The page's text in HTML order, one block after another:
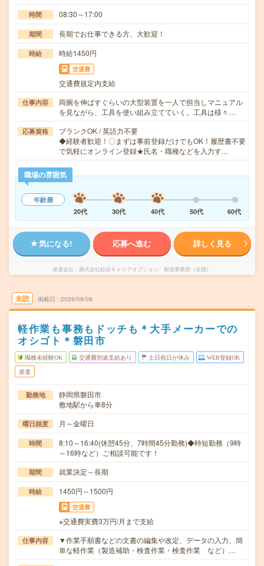
時間 08:30～17:00
期間 長期でお仕事できる方、大歓迎！
時給 時給1450円
交通費
交通費規定内支給
仕事内容
両腕を伸ばすぐらいの大型装置を一人で担当しマニュアル
を見ながら、工具を使い組み立てていく。工具は様々…
応募資格
ブランクOK / 英語力不要
◆経験者歓迎！〇まずは事前登録だけでもOK！履歴書不要
で気軽にオンライン登録★氏名・職種などを入力す…
職場の雰囲気
年齢層
20代
30代 40代 50代 60代
気になる! 応募へ進む 詳しく見る
派遣会社 株式会社綜合キャリアオプション 製造事業部（全国）
未読 掲載日 2026/08/08
軽作業も事務もドッチも＊大手メーカーでの
オシゴト＊磐田市
職種未経験OK 交通費別途支給あり 土日祝日が休み WEB登録OK
派遣
勤務地
静岡県磐田市
敷地駅から車8分
曜日頻度 月～金曜日
時間
8:10～16:40(休憩45分、7時間45分勤務)◆時短勤務（9時
～16時など）ご相談可能です！
期間 就業決定～長期
時給 1450円～1500円
交通費
※交通費実費3万円/月まで支給
仕事内容
▼作業手順書などの文書の編集や改定、データの入力、簡
単な軽作業（製造補助・検査作業・検査作業 など）…